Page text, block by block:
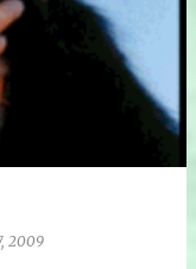
2009